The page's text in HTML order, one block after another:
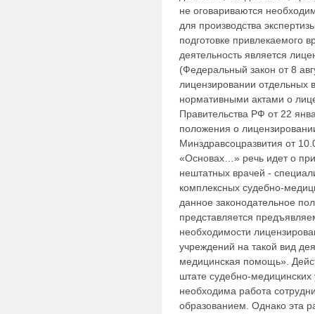
не оговариваются
для производства
подготовке привлекаемого
деятельность является
(Федеральный закон от 8
лицензировании отдельных
нормативными актами о
Правительства РФ от 22
положения о
Минздравсоцразвития от
«Основах…» речь идет о
нештатных врачей -
комплексных судебно-
данное законодательное
представляется
необходимости
учреждений на такой вид
медицинская помощь».
штате судебно-
необходима работа
образованием. Однако эта